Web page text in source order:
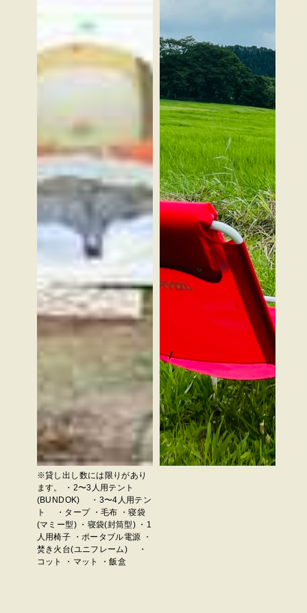
※貸し出し数には限りがあり
ます。 ・2〜3人用テント
(BUNDOK) ・3〜4人用テン
ト ・タープ ・毛布 ・寝袋
(マミー型) ・寝袋(封筒型) ・1
人用椅子 ・ポータブル電源 ・
焚き火台(ユニフレーム) ・
コット ・マット ・飯盒